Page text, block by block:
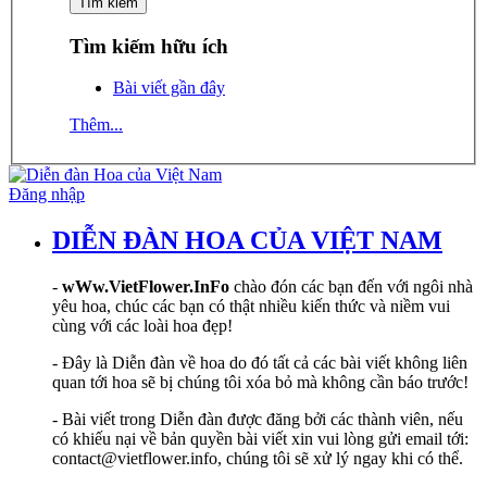
Tìm kiếm hữu ích
Bài viết gần đây
Thêm...
Đăng nhập
DIỄN ĐÀN HOA CỦA VIỆT NAM
- wWw.VietFlower.InFo chào đón các bạn đến với ngôi nhà
yêu hoa, chúc các bạn có thật nhiều kiến thức và niềm vui
cùng với các loài hoa đẹp!
- Đây là Diễn đàn về hoa do đó tất cả các bài viết không liên
quan tới hoa sẽ bị chúng tôi xóa bỏ mà không cần báo trước!
- Bài viết trong Diễn đàn được đăng bởi các thành viên, nếu
có khiếu nại về bản quyền bài viết xin vui lòng gửi email tới:
contact@vietflower.info, chúng tôi sẽ xử lý ngay khi có thể.